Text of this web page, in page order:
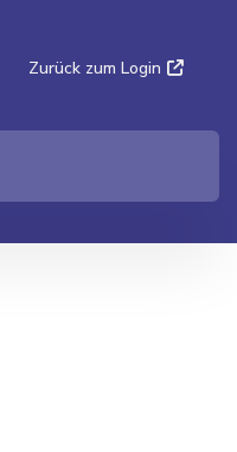
Zurück zum Login